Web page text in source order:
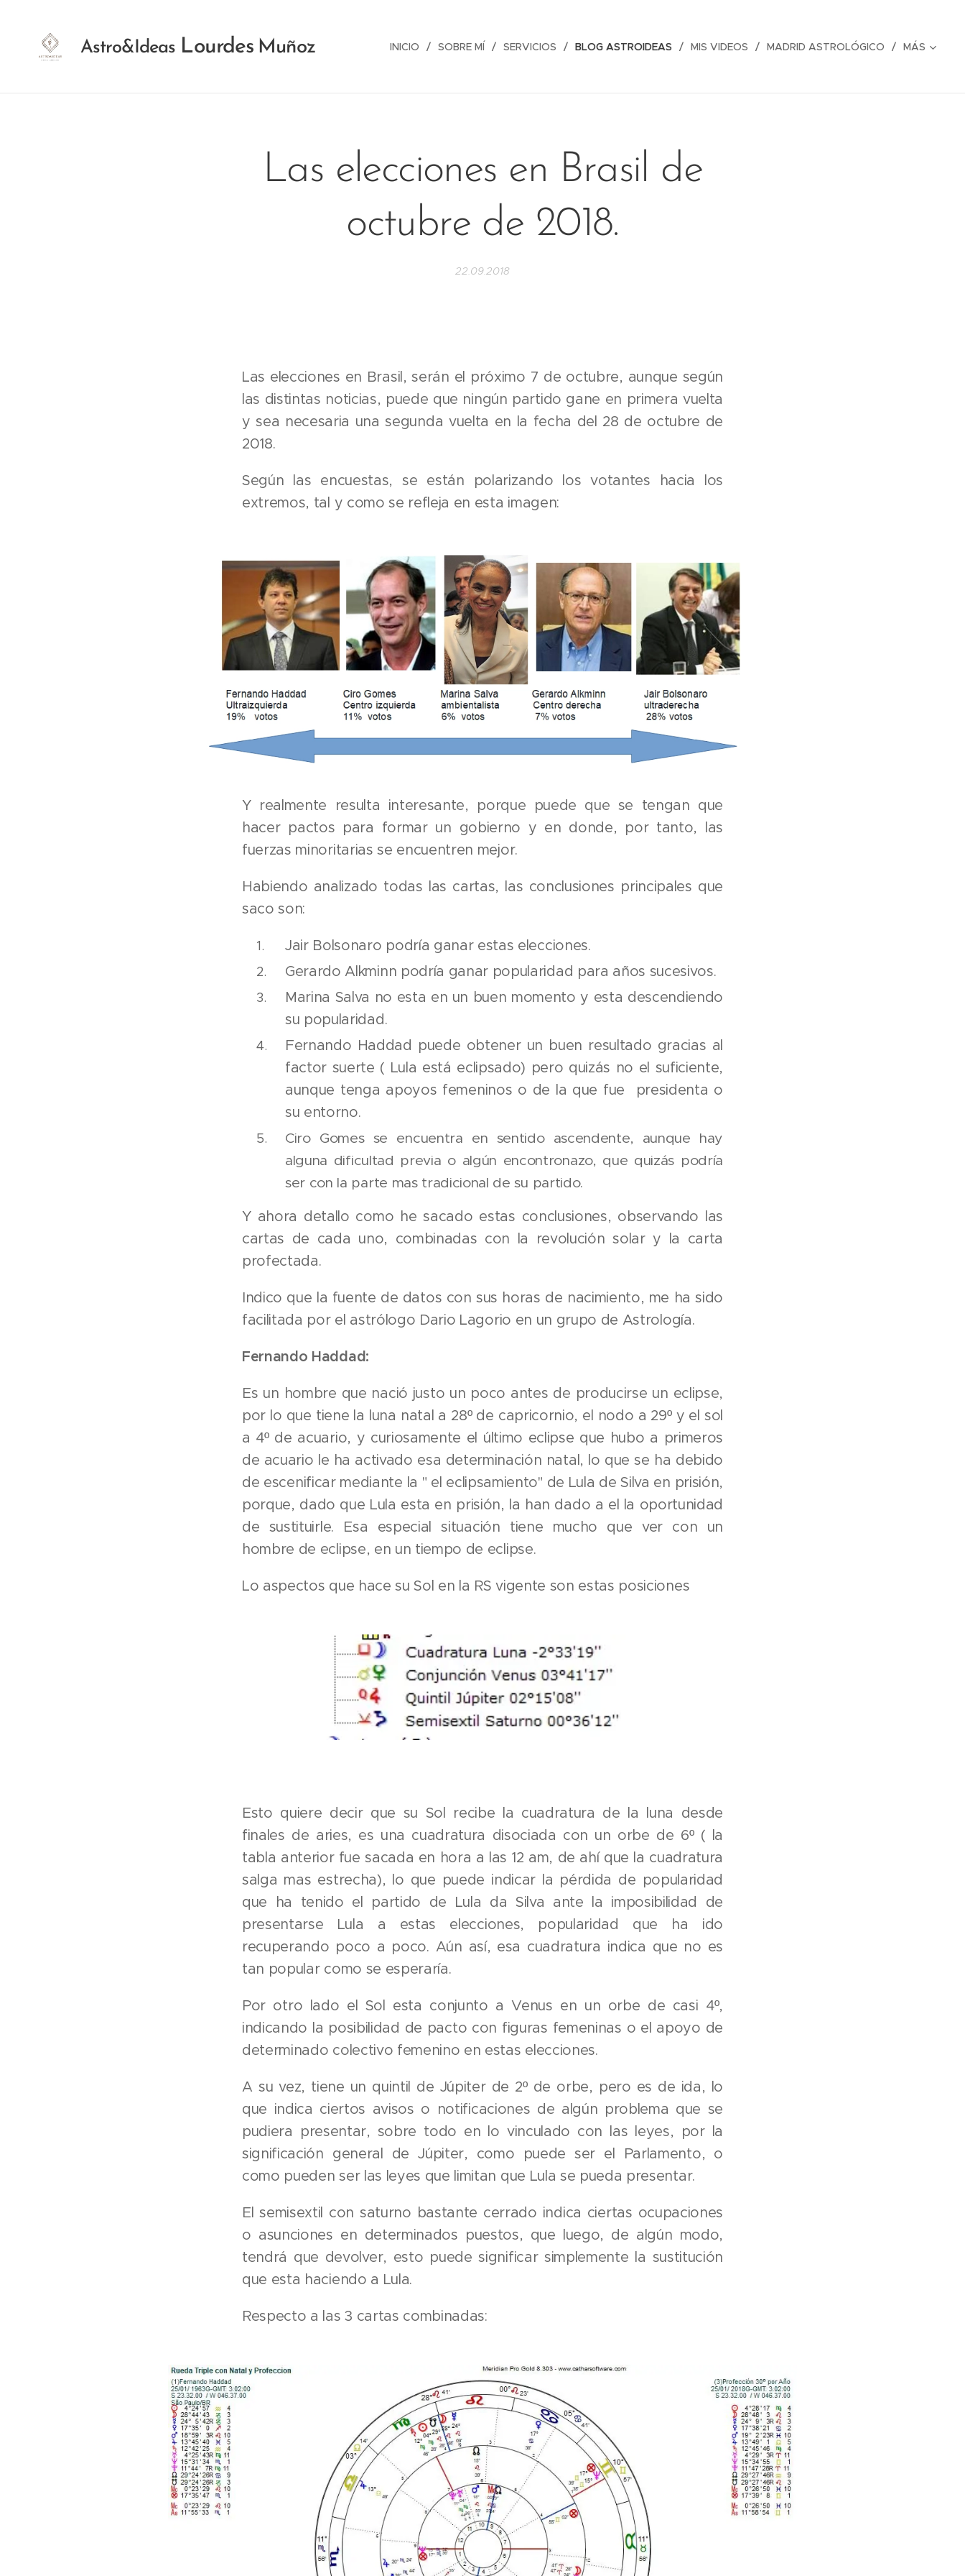
Astro&Ideas Lourdes Muñoz INICIO SOBRE MÍ SERVICIOS BLOG ASTROIDEAS MIS VIDEOS MADRID ASTROLÓGICO MÁS
Las elecciones en Brasil de
octubre de 2018.
22.09.2018
Las elecciones en Brasil, serán el próximo 7 de octubre, aunque según
las distintas noticias, puede que ningún partido gane en primera vuelta
y sea necesaria una segunda vuelta en la fecha del 28 de octubre de
2018.
Según las encuestas, se están polarizando los votantes hacia los
extremos, tal y como se refleja en esta imagen:
Y realmente resulta interesante, porque puede que se tengan que
hacer pactos para formar un gobierno y en donde, por tanto, las
fuerzas minoritarias se encuentren mejor.
Habiendo analizado todas las cartas, las conclusiones principales que
saco son:
Jair Bolsonaro podría ganar estas elecciones.
Gerardo Alkminn podría ganar popularidad para años sucesivos.
Marina Salva no esta en un buen momento y esta descendiendo
su popularidad.
Fernando Haddad puede obtener un buen resultado gracias al
factor suerte ( Lula está eclipsado) pero quizás no el suficiente,
aunque tenga apoyos femeninos o de la que fue presidenta o
su entorno.
Ciro Gomes se encuentra en sentido ascendente, aunque hay
alguna dificultad previa o algún encontronazo, que quizás podría
ser con la parte mas tradicional de su partido.
Y ahora detallo como he sacado estas conclusiones, observando las
cartas de cada uno, combinadas con la revolución solar y la carta
profectada.
Indico que la fuente de datos con sus horas de nacimiento, me ha sido
facilitada por el astrólogo Dario Lagorio en un grupo de Astrología.
Fernando Haddad:
Es un hombre que nació justo un poco antes de producirse un eclipse,
por lo que tiene la luna natal a 28º de capricornio, el nodo a 29º y el sol
a 4º de acuario, y curiosamente el último eclipse que hubo a primeros
de acuario le ha activado esa determinación natal, lo que se ha debido
de escenificar mediante la " el eclipsamiento" de Lula de Silva en prisión,
porque, dado que Lula esta en prisión, la han dado a el la oportunidad
de sustituirle. Esa especial situación tiene mucho que ver con un
hombre de eclipse, en un tiempo de eclipse.
Lo aspectos que hace su Sol en la RS vigente son estas posiciones
Esto quiere decir que su Sol recibe la cuadratura de la luna desde
finales de aries, es una cuadratura disociada con un orbe de 6º ( la
tabla anterior fue sacada en hora a las 12 am, de ahí que la cuadratura
salga mas estrecha), lo que puede indicar la pérdida de popularidad
que ha tenido el partido de Lula da Silva ante la imposibilidad de
presentarse Lula a estas elecciones, popularidad que ha ido
recuperando poco a poco. Aún así, esa cuadratura indica que no es
tan popular como se esperaría.
Por otro lado el Sol esta conjunto a Venus en un orbe de casi 4º,
indicando la posibilidad de pacto con figuras femeninas o el apoyo de
determinado colectivo femenino en estas elecciones.
A su vez, tiene un quintil de Júpiter de 2º de orbe, pero es de ida, lo
que indica ciertos avisos o notificaciones de algún problema que se
pudiera presentar, sobre todo en lo vinculado con las leyes, por la
significación general de Júpiter, como puede ser el Parlamento, o
como pueden ser las leyes que limitan que Lula se pueda presentar.
El semisextil con saturno bastante cerrado indica ciertas ocupaciones
o asunciones en determinados puestos, que luego, de algún modo,
tendrá que devolver, esto puede significar simplemente la sustitución
que esta haciendo a Lula.
Respecto a las 3 cartas combinadas: